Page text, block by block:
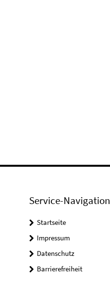
Service-Navigation
Startseite
Impressum
Datenschutz
Barrierefreiheit